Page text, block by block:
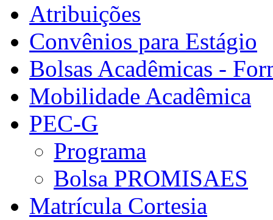
Atribuições
Convênios para Estágio
Bolsas Acadêmicas -
Mobilidade Acadêmica
PEC-G
Programa
Bolsa PROMISAES
Matrícula Cortesia